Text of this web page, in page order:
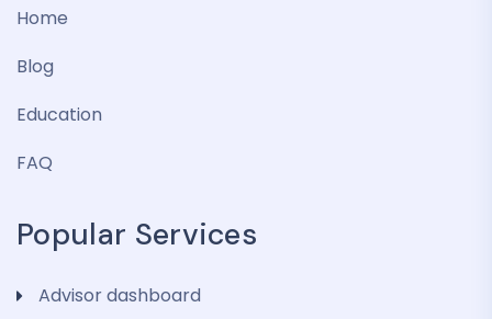
Home
Blog
Education
FAQ
Popular Services
Advisor dashboard